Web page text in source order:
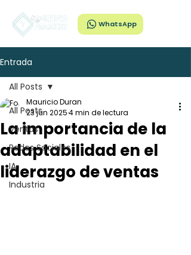
WhatsApp
Entrada
All Posts
Ventas
Redes Sociales
IA
Industria
All Posts
La importancia de la
adaptabilidad en el
liderazgo de ventas
Mauricio Duran
23 jun 20254 min de lectura